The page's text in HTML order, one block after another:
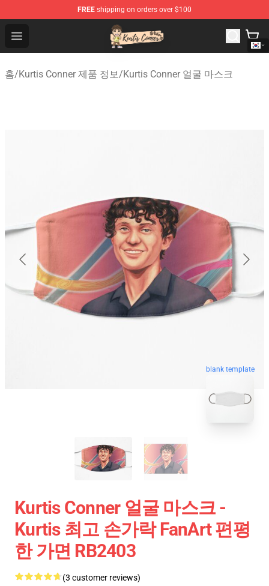
FREE shipping on orders over $100
Open menu
Kurtis Conner Store - Official Kurtis Conner Merchandise
홈/Kurtis Conner 제품 정보/Kurtis Conner 얼굴 마스크
blank template
Kurtis Conner 얼굴 마스크 -
Kurtis 최고 손가락 FanArt 편평
한 가면 RB2403
(3 customer reviews)